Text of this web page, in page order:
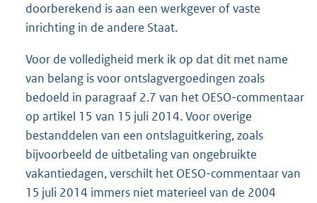
doorberekend is aan een werkgever of vaste
inrichting in de andere Staat.
Voor de volledigheid merk ik op dat dit met name
van belang is voor ontslagvergoedingen zoals
bedoeld in paragraaf 2.7 van het OESO-commentaar
op artikel 15 van 15 juli 2014. Voor overige
bestanddelen van een ontslaguitkering, zoals
bijvoorbeeld de uitbetaling van ongebruikte
vakantiedagen, verschilt het OESO-commentaar van
15 juli 2014 immers niet materieel van de 2004